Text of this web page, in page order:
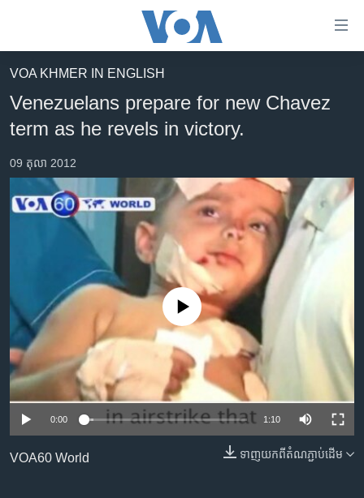
គេហទំព័រ​
រំលង​
និង​
ទៅ​​
ព័ត៌មាន​​
ចូល​
ទំព័រ​
រចនា
សម្ព័ន្ធ​
រំលង​
ទៅ​
អន្តរជាតិ
ចិន
ហេឡូវីអូអេ
កម្ពុជាច្នៃប្រតិដ្ឋ
ព្រឹត្តិការណ៍ព័ត៌មាន
ទូរទស្សន៍ / វីដេអូ​
វិទ្យុ / ផតខាសថ៍
កម្មវិធីទាំងអស់
Khmer English
បណ្តាញ​សង្គម
VOA KHMER IN ENGLISH
Venezuelans prepare for new Chavez
term as he revels in victory.
09 តុលា 2012
No media source currently available
0:00 1:10
ទាញ​យក​ពី​តំណភ្ជាប់​ដើម
VOA60 World